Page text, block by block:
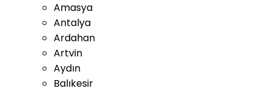
Amasya
Antalya
Ardahan
Artvin
Aydın
Balıkesir